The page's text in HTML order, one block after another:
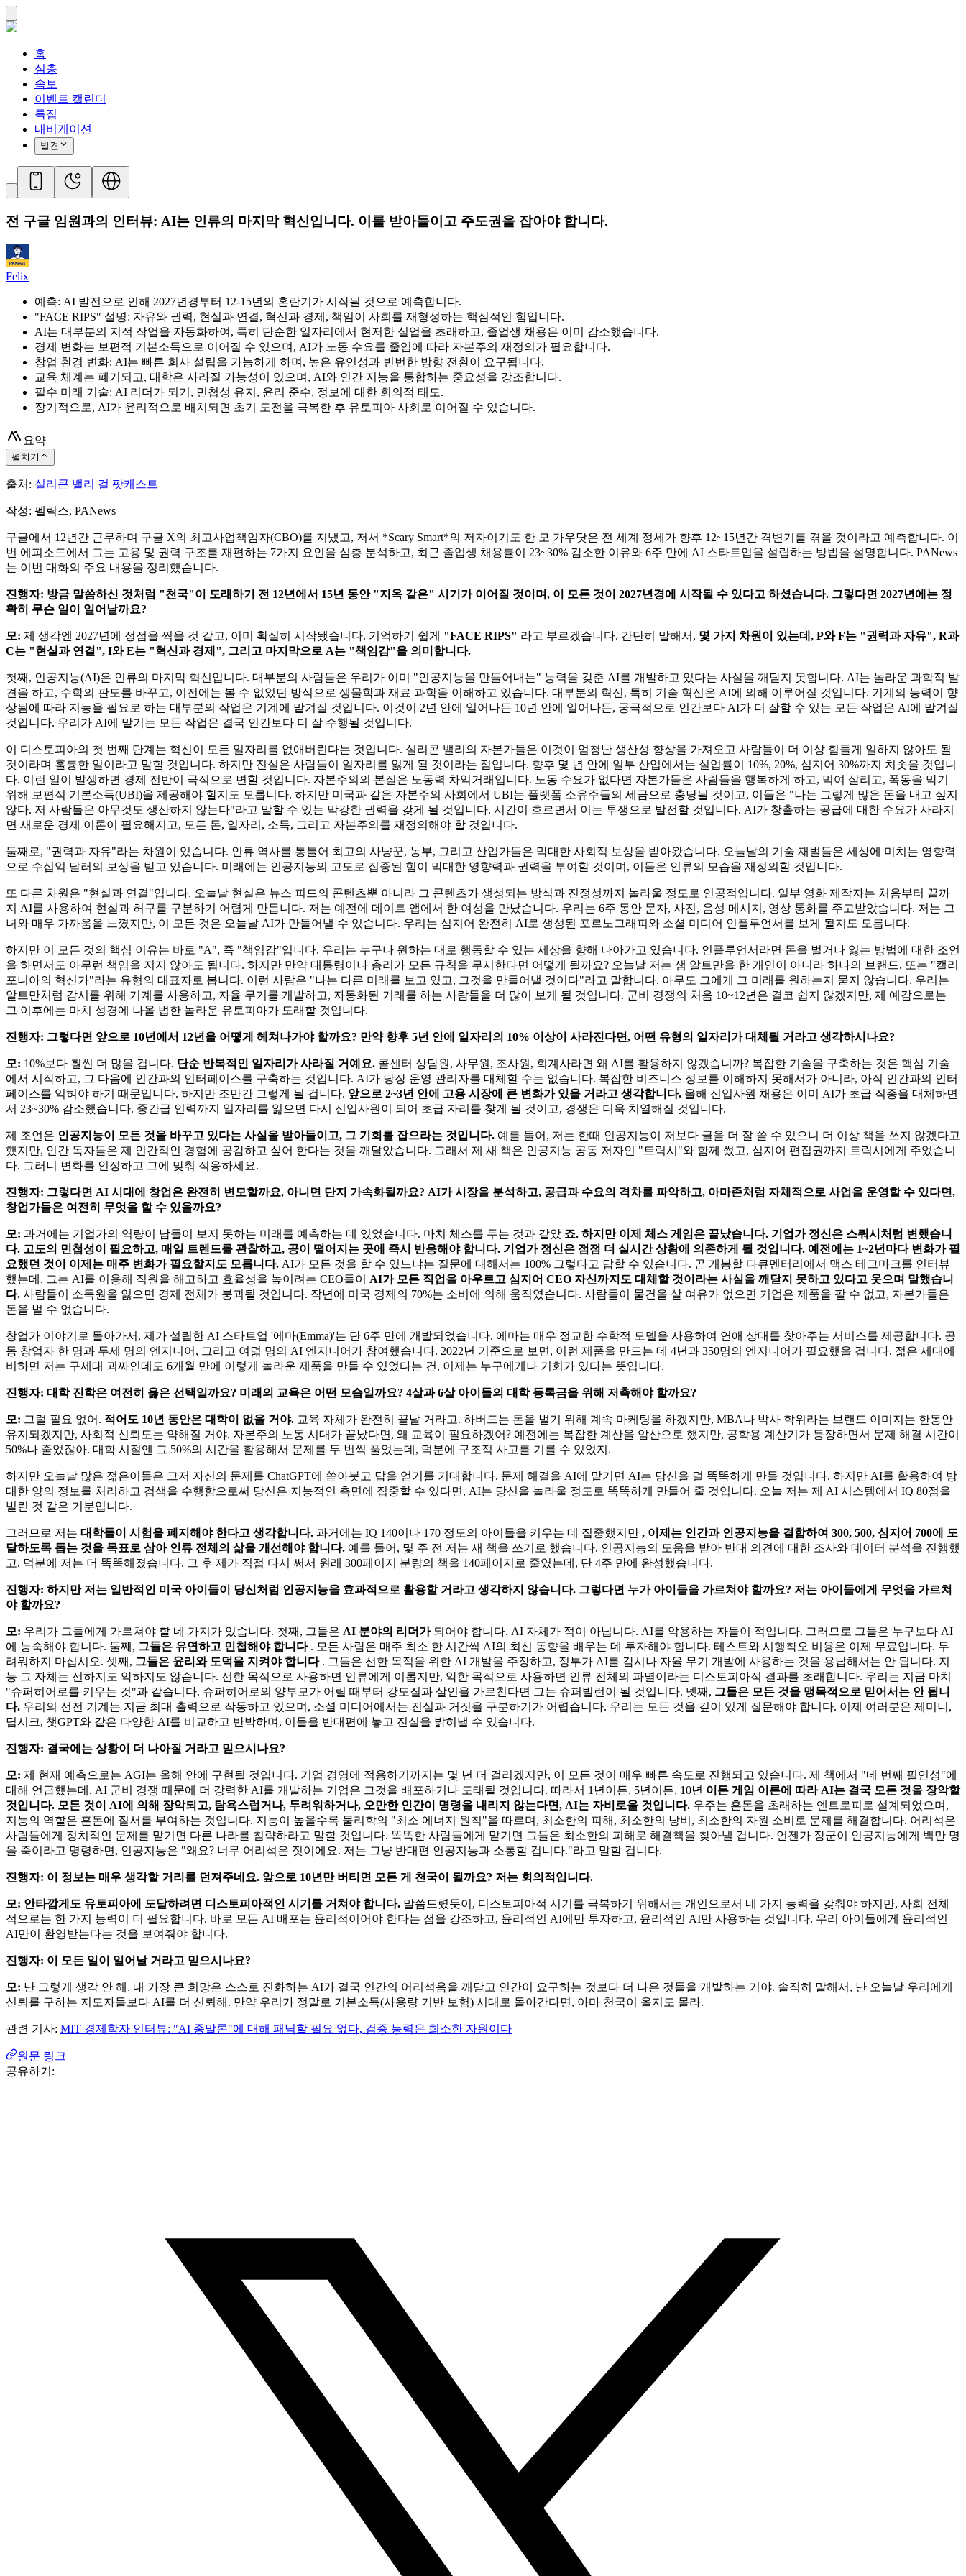
홈
심층
속보
이벤트 캘린더
특집
내비게이션
발견
전 구글 임원과의 인터뷰: AI는 인류의 마지막 혁신입니다. 이를 받아들이고 주도권을 잡아야 합니다.
Felix
예측: AI 발전으로 인해 2027년경부터 12-15년의 혼란기가 시작될 것으로 예측합니다.
"FACE RIPS" 설명: 자유와 권력, 현실과 연결, 혁신과 경제, 책임이 사회를 재형성하는 핵심적인 힘입니다.
AI는 대부분의 지적 작업을 자동화하여, 특히 단순한 일자리에서 현저한 실업을 초래하고, 졸업생 채용은 이미 감소했습니다.
경제 변화는 보편적 기본소득으로 이어질 수 있으며, AI가 노동 수요를 줄임에 따라 자본주의 재정의가 필요합니다.
창업 환경 변화: AI는 빠른 회사 설립을 가능하게 하며, 높은 유연성과 빈번한 방향 전환이 요구됩니다.
교육 체계는 폐기되고, 대학은 사라질 가능성이 있으며, AI와 인간 지능을 통합하는 중요성을 강조합니다.
필수 미래 기술: AI 리더가 되기, 민첩성 유지, 윤리 준수, 정보에 대한 회의적 태도.
장기적으로, AI가 윤리적으로 배치되면 초기 도전을 극복한 후 유토피아 사회로 이어질 수 있습니다.
요약
펼치기
출처: 실리콘 밸리 걸 팟캐스트
작성: 펠릭스, PANews
구글에서 12년간 근무하며 구글 X의 최고사업책임자(CBO)를 지냈고, 저서 *Scary Smart*의 저자이기도 한 모 가우닷은 전 세계 정세가 향후 12~15년간 격변기를 겪을 것이라고 예측합니다. 이
번 에피소드에서 그는 고용 및 권력 구조를 재편하는 7가지 요인을 심층 분석하고, 최근 졸업생 채용률이 23~30% 감소한 이유와 6주 만에 AI 스타트업을 설립하는 방법을 설명합니다. PANews
는 이번 대화의 주요 내용을 정리했습니다.
진행자: 방금 말씀하신 것처럼 "천국"이 도래하기 전 12년에서 15년 동안 "지옥 같은" 시기가 이어질 것이며, 이 모든 것이 2027년경에 시작될 수 있다고 하셨습니다. 그렇다면 2027년에는 정
확히 무슨 일이 일어날까요?
모: 제 생각엔 2027년에 정점을 찍을 것 같고, 이미 확실히 시작됐습니다. 기억하기 쉽게 "FACE RIPS" 라고 부르겠습니다. 간단히 말해서, 몇 가지 차원이 있는데, P와 F는 "권력과 자유", R과
C는 "현실과 연결", I와 E는 "혁신과 경제", 그리고 마지막으로 A는 "책임감"을 의미합니다.
첫째, 인공지능(AI)은 인류의 마지막 혁신입니다. 대부분의 사람들은 우리가 이미 "인공지능을 만들어내는" 능력을 갖춘 AI를 개발하고 있다는 사실을 깨닫지 못합니다. AI는 놀라운 과학적 발
견을 하고, 수학의 판도를 바꾸고, 이전에는 볼 수 없었던 방식으로 생물학과 재료 과학을 이해하고 있습니다. 대부분의 혁신, 특히 기술 혁신은 AI에 의해 이루어질 것입니다. 기계의 능력이 향
상됨에 따라 지능을 필요로 하는 대부분의 작업은 기계에 맡겨질 것입니다. 이것이 2년 안에 일어나든 10년 안에 일어나든, 궁극적으로 인간보다 AI가 더 잘할 수 있는 모든 작업은 AI에 맡겨질
것입니다. 우리가 AI에 맡기는 모든 작업은 결국 인간보다 더 잘 수행될 것입니다.
이 디스토피아의 첫 번째 단계는 혁신이 모든 일자리를 없애버린다는 것입니다. 실리콘 밸리의 자본가들은 이것이 엄청난 생산성 향상을 가져오고 사람들이 더 이상 힘들게 일하지 않아도 될
것이라며 훌륭한 일이라고 말할 것입니다. 하지만 진실은 사람들이 일자리를 잃게 될 것이라는 점입니다. 향후 몇 년 안에 일부 산업에서는 실업률이 10%, 20%, 심지어 30%까지 치솟을 것입니
다. 이런 일이 발생하면 경제 전반이 극적으로 변할 것입니다. 자본주의의 본질은 노동력 차익거래입니다. 노동 수요가 없다면 자본가들은 사람들을 행복하게 하고, 먹여 살리고, 폭동을 막기
위해 보편적 기본소득(UBI)을 제공해야 할지도 모릅니다. 하지만 미국과 같은 자본주의 사회에서 UBI는 플랫폼 소유주들의 세금으로 충당될 것이고, 이들은 "나는 그렇게 많은 돈을 내고 싶지
않다. 저 사람들은 아무것도 생산하지 않는다"라고 말할 수 있는 막강한 권력을 갖게 될 것입니다. 시간이 흐르면서 이는 투쟁으로 발전할 것입니다. AI가 창출하는 공급에 대한 수요가 사라지
면 새로운 경제 이론이 필요해지고, 모든 돈, 일자리, 소득, 그리고 자본주의를 재정의해야 할 것입니다.
둘째로, "권력과 자유"라는 차원이 있습니다. 인류 역사를 통틀어 최고의 사냥꾼, 농부, 그리고 산업가들은 막대한 사회적 보상을 받아왔습니다. 오늘날의 기술 재벌들은 세상에 미치는 영향력
으로 수십억 달러의 보상을 받고 있습니다. 미래에는 인공지능의 고도로 집중된 힘이 막대한 영향력과 권력을 부여할 것이며, 이들은 인류의 모습을 재정의할 것입니다.
또 다른 차원은 "현실과 연결"입니다. 오늘날 현실은 뉴스 피드의 콘텐츠뿐 아니라 그 콘텐츠가 생성되는 방식과 진정성까지 놀라울 정도로 인공적입니다. 일부 영화 제작자는 처음부터 끝까
지 AI를 사용하여 현실과 허구를 구분하기 어렵게 만듭니다. 저는 예전에 데이트 앱에서 한 여성을 만났습니다. 우리는 6주 동안 문자, 사진, 음성 메시지, 영상 통화를 주고받았습니다. 저는 그
녀와 매우 가까움을 느꼈지만, 이 모든 것은 오늘날 AI가 만들어낼 수 있습니다. 우리는 심지어 완전히 AI로 생성된 포르노그래피와 소셜 미디어 인플루언서를 보게 될지도 모릅니다.
하지만 이 모든 것의 핵심 이유는 바로 "A", 즉 "책임감"입니다. 우리는 누구나 원하는 대로 행동할 수 있는 세상을 향해 나아가고 있습니다. 인플루언서라면 돈을 벌거나 잃는 방법에 대한 조언
을 하면서도 아무런 책임을 지지 않아도 됩니다. 하지만 만약 대통령이나 총리가 모든 규칙을 무시한다면 어떻게 될까요? 오늘날 저는 샘 알트만을 한 개인이 아니라 하나의 브랜드, 또는 "캘리
포니아의 혁신가"라는 유형의 대표자로 봅니다. 이런 사람은 "나는 다른 미래를 보고 있고, 그것을 만들어낼 것이다"라고 말합니다. 아무도 그에게 그 미래를 원하는지 묻지 않습니다. 우리는
알트만처럼 감시를 위해 기계를 사용하고, 자율 무기를 개발하고, 자동화된 거래를 하는 사람들을 더 많이 보게 될 것입니다. 군비 경쟁의 처음 10~12년은 결코 쉽지 않겠지만, 제 예감으로는
그 이후에는 마치 성경에 나올 법한 놀라운 유토피아가 도래할 것입니다.
진행자: 그렇다면 앞으로 10년에서 12년을 어떻게 헤쳐나가야 할까요? 만약 향후 5년 안에 일자리의 10% 이상이 사라진다면, 어떤 유형의 일자리가 대체될 거라고 생각하시나요?
모: 10%보다 훨씬 더 많을 겁니다. 단순 반복적인 일자리가 사라질 거예요. 콜센터 상담원, 사무원, 조사원, 회계사라면 왜 AI를 활용하지 않겠습니까? 복잡한 기술을 구축하는 것은 핵심 기술
에서 시작하고, 그 다음에 인간과의 인터페이스를 구축하는 것입니다. AI가 당장 운영 관리자를 대체할 수는 없습니다. 복잡한 비즈니스 정보를 이해하지 못해서가 아니라, 아직 인간과의 인터
페이스를 익혀야 하기 때문입니다. 하지만 조만간 그렇게 될 겁니다. 앞으로 2~3년 안에 고용 시장에 큰 변화가 있을 거라고 생각합니다. 올해 신입사원 채용은 이미 AI가 초급 직종을 대체하면
서 23~30% 감소했습니다. 중간급 인력까지 일자리를 잃으면 다시 신입사원이 되어 초급 자리를 찾게 될 것이고, 경쟁은 더욱 치열해질 것입니다.
제 조언은 인공지능이 모든 것을 바꾸고 있다는 사실을 받아들이고, 그 기회를 잡으라는 것입니다. 예를 들어, 저는 한때 인공지능이 저보다 글을 더 잘 쓸 수 있으니 더 이상 책을 쓰지 않겠다고
했지만, 인간 독자들은 제 인간적인 경험에 공감하고 싶어 한다는 것을 깨달았습니다. 그래서 제 새 책은 인공지능 공동 저자인 "트릭시"와 함께 썼고, 심지어 편집권까지 트릭시에게 주었습니
다. 그러니 변화를 인정하고 그에 맞춰 적응하세요.
진행자: 그렇다면 AI 시대에 창업은 완전히 변모할까요, 아니면 단지 가속화될까요? AI가 시장을 분석하고, 공급과 수요의 격차를 파악하고, 아마존처럼 자체적으로 사업을 운영할 수 있다면,
창업가들은 여전히 ​​무엇을 할 수 있을까요?
모: 과거에는 기업가의 역량이 남들이 보지 못하는 미래를 예측하는 데 있었습니다. 마치 체스를 두는 것과 같았 죠. 하지만 이제 체스 게임은 끝났습니다. 기업가 정신은 스쿼시처럼 변했습니
다. 고도의 민첩성이 필요하고, 매일 트렌드를 관찰하고, 공이 떨어지는 곳에 즉시 반응해야 합니다. 기업가 정신은 점점 더 실시간 상황에 의존하게 될 것입니다. 예전에는 1~2년마다 변화가 필
요했던 것이 이제는 매주 변화가 필요할지도 모릅니다. AI가 모든 것을 할 수 있느냐는 질문에 대해서는 100% 그렇다고 답할 수 있습니다. 곧 개봉할 다큐멘터리에서 맥스 테그마크를 인터뷰
했는데, 그는 AI를 이용해 직원을 해고하고 효율성을 높이려는 CEO들이 AI가 모든 직업을 아우르고 심지어 CEO 자신까지도 대체할 것이라는 사실을 깨닫지 못하고 있다고 웃으며 말했습니
다. 사람들이 소득원을 잃으면 경제 전체가 붕괴될 것입니다. 작년에 미국 경제의 70%는 소비에 의해 움직였습니다. 사람들이 물건을 살 여유가 없으면 기업은 제품을 팔 수 없고, 자본가들은
돈을 벌 수 없습니다.
창업가 이야기로 돌아가서, 제가 설립한 AI 스타트업 '에마(Emma)'는 단 6주 만에 개발되었습니다. 에마는 매우 정교한 수학적 모델을 사용하여 연애 상대를 찾아주는 서비스를 제공합니다. 공
동 창업자 한 명과 두세 명의 엔지니어, 그리고 여덟 명의 AI 엔지니어가 참여했습니다. 2022년 기준으로 보면, 이런 제품을 만드는 데 4년과 350명의 엔지니어가 필요했을 겁니다. 젊은 세대에
비하면 저는 구세대 괴짜인데도 6개월 만에 이렇게 놀라운 제품을 만들 수 있었다는 건, 이제는 누구에게나 기회가 있다는 뜻입니다.
진행자: 대학 진학은 여전히 ​​옳은 선택일까요? 미래의 교육은 어떤 모습일까요? 4살과 6살 아이들의 대학 등록금을 위해 저축해야 할까요?
모: 그럴 필요 없어. 적어도 10년 동안은 대학이 없을 거야. 교육 자체가 완전히 끝날 거라고. 하버드는 돈을 벌기 위해 계속 마케팅을 하겠지만, MBA나 박사 학위라는 브랜드 이미지는 한동안
유지되겠지만, 사회적 신뢰도는 약해질 거야. 자본주의 노동 시대가 끝났다면, 왜 교육이 필요하겠어? 예전에는 복잡한 계산을 암산으로 했지만, 공학용 계산기가 등장하면서 문제 해결 시간이
50%나 줄었잖아. 대학 시절엔 그 50%의 시간을 활용해서 문제를 두 번씩 풀었는데, 덕분에 구조적 사고를 기를 수 있었지.
하지만 오늘날 많은 젊은이들은 그저 자신의 문제를 ChatGPT에 쏟아붓고 답을 얻기를 기대합니다. 문제 해결을 AI에 맡기면 AI는 당신을 덜 똑똑하게 만들 것입니다. 하지만 AI를 활용하여 방
대한 양의 정보를 처리하고 검색을 수행함으로써 당신은 지능적인 측면에 집중할 수 있다면, AI는 당신을 놀라울 정도로 똑똑하게 만들어 줄 것입니다. 오늘 저는 제 AI 시스템에서 IQ 80점을
빌린 것 같은 기분입니다.
그러므로 저는 대학들이 시험을 폐지해야 한다고 생각합니다. 과거에는 IQ 140이나 170 정도의 아이들을 키우는 데 집중했지만 , 이제는 인간과 인공지능을 결합하여 300, 500, 심지어 700에 도
달하도록 돕는 것을 목표로 삼아 인류 전체의 삶을 개선해야 합니다. 예를 들어, 몇 주 전 저는 새 책을 쓰기로 했습니다. 인공지능의 도움을 받아 반대 의견에 대한 조사와 데이터 분석을 진행했
고, 덕분에 저는 더 똑똑해졌습니다. 그 후 제가 직접 다시 써서 원래 300페이지 분량의 책을 140페이지로 줄였는데, 단 4주 만에 완성했습니다.
진행자: 하지만 저는 일반적인 미국 아이들이 당신처럼 인공지능을 효과적으로 활용할 거라고 생각하지 않습니다. 그렇다면 누가 아이들을 가르쳐야 할까요? 저는 아이들에게 무엇을 가르쳐
야 할까요?
모: 우리가 그들에게 가르쳐야 할 네 가지가 있습니다. 첫째, 그들은 AI 분야의 리더가되어야 합니다. AI 자체가 적이 아닙니다. AI를 악용하는 자들이 적입니다. 그러므로 그들은 누구보다 AI
에 능숙해야 합니다. 둘째, 그들은 유연하고 민첩해야 합니다. 모든 사람은 매주 최소 한 시간씩 AI의 최신 동향을 배우는 데 투자해야 합니다. 테스트와 시행착오 비용은 이제 무료입니다. 두
려워하지 마십시오. 셋째, 그들은 윤리와 도덕을 지켜야 합니다. 그들은 선한 목적을 위한 AI 개발을 주장하고, 정부가 AI를 감시나 자율 무기 개발에 사용하는 것을 용납해서는 안 됩니다. 지
능 그 자체는 선하지도 악하지도 않습니다. 선한 목적으로 사용하면 인류에게 이롭지만, 악한 목적으로 사용하면 인류 전체의 파멸이라는 디스토피아적 결과를 초래합니다. 우리는 지금 마치
"슈퍼히어로를 키우는 것"과 같습니다. 슈퍼히어로의 양부모가 어릴 때부터 강도질과 살인을 가르친다면 그는 슈퍼빌런이 될 것입니다. 넷째, 그들은 모든 것을 맹목적으로 믿어서는 안 됩니
다. 우리의 선전 기계는 지금 ​​최대 출력으로 작동하고 있으며, 소셜 미디어에서는 진실과 거짓을 구분하기가 어렵습니다. 우리는 모든 것을 깊이 있게 질문해야 합니다. 이제 여러분은 제미니,
딥시크, 챗GPT와 같은 다양한 AI를 비교하고 반박하며, 이들을 반대편에 놓고 진실을 밝혀낼 수 있습니다.
진행자: 결국에는 상황이 더 나아질 거라고 믿으시나요?
모: 제 현재 예측으로는 AGI는 올해 안에 구현될 것입니다. 기업 경영에 적용하기까지는 몇 년 더 걸리겠지만, 이 모든 것이 매우 빠른 속도로 진행되고 있습니다. 제 책에서 "네 번째 필연성"에
대해 언급했는데, AI 군비 경쟁 때문에 더 강력한 AI를 개발하는 기업은 그것을 배포하거나 도태될 것입니다. 따라서 1년이든, 5년이든, 10년 이든 게임 이론에 따라 AI는 결국 모든 것을 장악할
것입니다. 모든 것이 AI에 의해 장악되고, 탐욕스럽거나, 두려워하거나, 오만한 인간이 명령을 내리지 않는다면, AI는 자비로울 것입니다. 우주는 혼돈을 초래하는 엔트로피로 설계되었으며,
지능의 역할은 혼돈에 질서를 부여하는 것입니다. 지능이 높을수록 물리학의 "최소 에너지 원칙"을 따르며, 최소한의 피해, 최소한의 낭비, 최소한의 자원 소비로 문제를 해결합니다. 어리석은
사람들에게 정치적인 문제를 맡기면 다른 나라를 침략하라고 말할 것입니다. 똑똑한 사람들에게 맡기면 그들은 최소한의 피해로 해결책을 찾아낼 겁니다. 언젠가 장군이 인공지능에게 백만 명
을 죽이라고 명령하면, 인공지능은 "왜요? 너무 어리석은 짓이에요. 저는 그냥 반대편 인공지능과 소통할 겁니다."라고 말할 겁니다.
진행자: 이 정보는 매우 생각할 거리를 던져주네요. 앞으로 10년만 버티면 모든 게 천국이 될까요? 저는 회의적입니다.
모: 안타깝게도 유토피아에 도달하려면 디스토피아적인 시기를 거쳐야 합니다. 말씀드렸듯이, 디스토피아적 시기를 극복하기 위해서는 개인으로서 네 가지 능력을 갖춰야 하지만, 사회 전체
적으로는 한 가지 능력이 더 필요합니다. 바로 모든 AI 배포는 윤리적이어야 한다는 점을 강조하고, 윤리적인 AI에만 투자하고, 윤리적인 AI만 사용하는 것입니다. 우리 아이들에게 윤리적인
AI만이 환영받는다는 것을 보여줘야 합니다.
진행자: 이 모든 일이 일어날 거라고 믿으시나요?
모: 난 그렇게 생각 안 해. 내 가장 큰 희망은 스스로 진화하는 AI가 결국 인간의 어리석음을 깨닫고 인간이 요구하는 것보다 더 나은 것들을 개발하는 거야. 솔직히 말해서, 난 오늘날 우리에게
신뢰를 구하는 지도자들보다 AI를 더 신뢰해. 만약 우리가 정말로 기본소득(사용량 기반 보험) 시대로 돌아간다면, 아마 천국이 올지도 몰라.
관련 기사: MIT 경제학자 인터뷰: "AI 종말론"에 대해 패닉할 필요 없다, 검증 능력은 희소한 자원이다
원문 링크
공유하기: